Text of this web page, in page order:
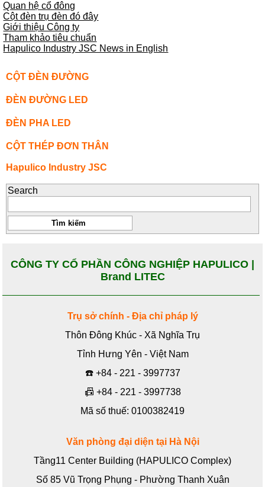
Quan hệ cổ đông
Cột đèn trụ đèn đó đây
Giới thiệu Công ty
Tham khảo tiêu chuẩn
Hapulico Industry JSC News in English
CỘT ĐÈN ĐƯỜNG
ĐÈN ĐƯỜNG LED
ĐÈN PHA LED
CỘT THÉP ĐƠN THÂN
Hapulico Industry JSC
Search
CÔNG TY CỔ PHẦN CÔNG NGHIỆP HAPULICO |
Brand LITEC
Trụ sở chính - Địa chỉ pháp lý
Thôn Đông Khúc - Xã Nghĩa Trụ
Tỉnh Hưng Yên - Việt Nam
☎️ +84 - 221 - 3997737
📠 +84 - 221 - 3997738
Mã số thuế: 0100382419
Văn phòng đại diện tại Hà Nội
Tầng11 Center Building (HAPULICO Complex)
Số 85 Vũ Trọng Phụng - Phường Thanh Xuân